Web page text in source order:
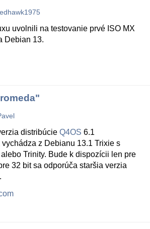
uvolnili na testovanie prvé ISO MX
Debian 13.
distribúcie Q4OS 6.1
z Debianu 13.1 Trixie s
Trinity. Bude k dispozícii len pre
32 bit sa odporúča staršia verzia